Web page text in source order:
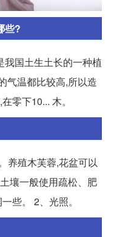
些?
我国土生土长的一种植
气温都比较高,所以造
零下10... 木。
养殖木芙蓉,花盆可以
壤一般使用疏松、肥
些。 2、光照。